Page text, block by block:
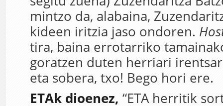
mintzo da, alabaina,
kideen iritzia jaso ondoren.
tira, baina errotarriko
goratzen duten herriari
eta sobera, txo! Bego hori ere.
ETAk dioenez, “ETA herritik